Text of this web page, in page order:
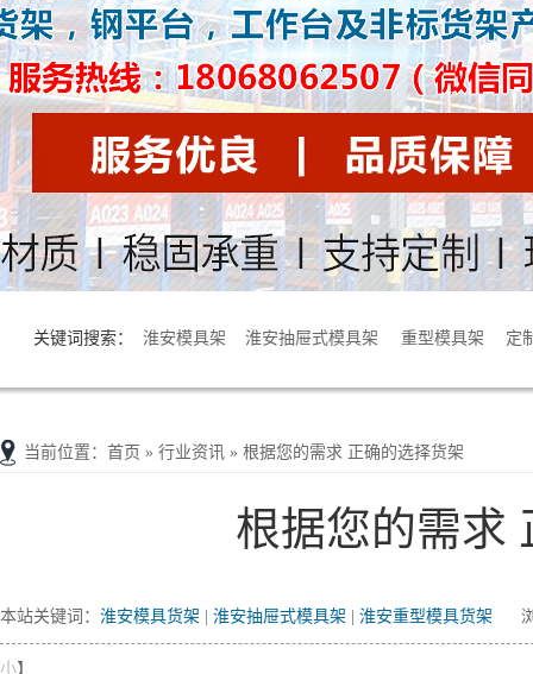
关键词搜索： 淮安模具架 淮安抽屉式模具架 重型模具架 定
当前位置 ： 首页 » 行业资讯 » 根据您的需求 正确的选择货架
根据您的需求
本站关键词： 淮安模具货架 淮安抽屉式模具架 淮安重型模具货架
小】